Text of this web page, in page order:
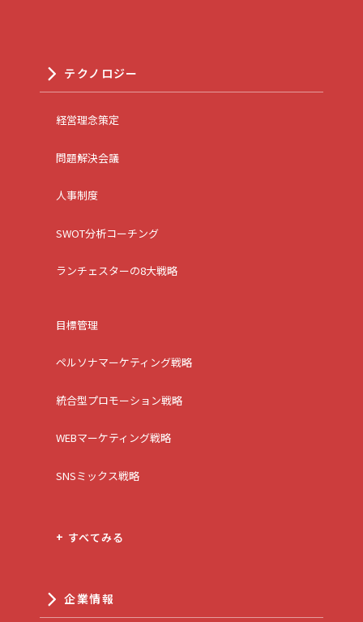
テクノロジー
経営理念策定
問題解決会議
人事制度
SWOT分析コーチング
ランチェスターの8大戦略
目標管理
ペルソナマーケティング戦略
統合型プロモーション戦略
WEBマーケティング戦略
SNSミックス戦略
+ すべてみる
企業情報